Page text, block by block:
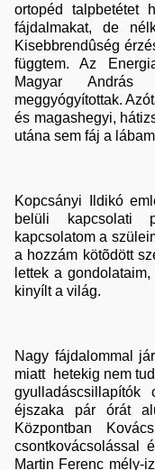
ortopéd talpbetétet
fájdalmakat, de
Kisebbrendûség
függtem. Az
Magyar András
meggyógyítottak.
és magashegyi,
utána sem fáj a
Kopcsányi Ildikó
belüli kapcsolati
kapcsolatom a
a hozzám kötõdött
lettek a
kinyílt a világ.
Nagy fájdalommal
miatt hetekig nem
éjszaka pár órát
Központban
csontkovácsolással
Martin Ferenc mély-